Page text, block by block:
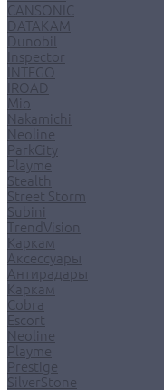
CANSONIC
DATAKAM
Dunobil
Inspector
INTEGO
IROAD
Mio
Nakamichi
Neoline
ParkCity
Playme
Stealth
Street Storm
Subini
TrendVision
Каркам
Аксессуары
Антирадары
Каркам
Cobra
Escort
Neoline
Playme
Prestige
SilverStone